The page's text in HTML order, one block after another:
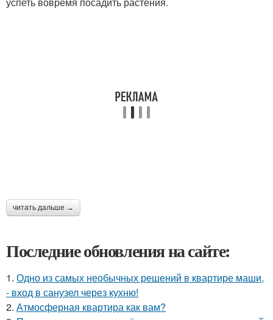
читать дальше →
Последние обновления на сайте:
1. Одно из самых необычных решений в квартире маши,
- вход в санузел через кухню!
2. Атмосферная квартира как вам?